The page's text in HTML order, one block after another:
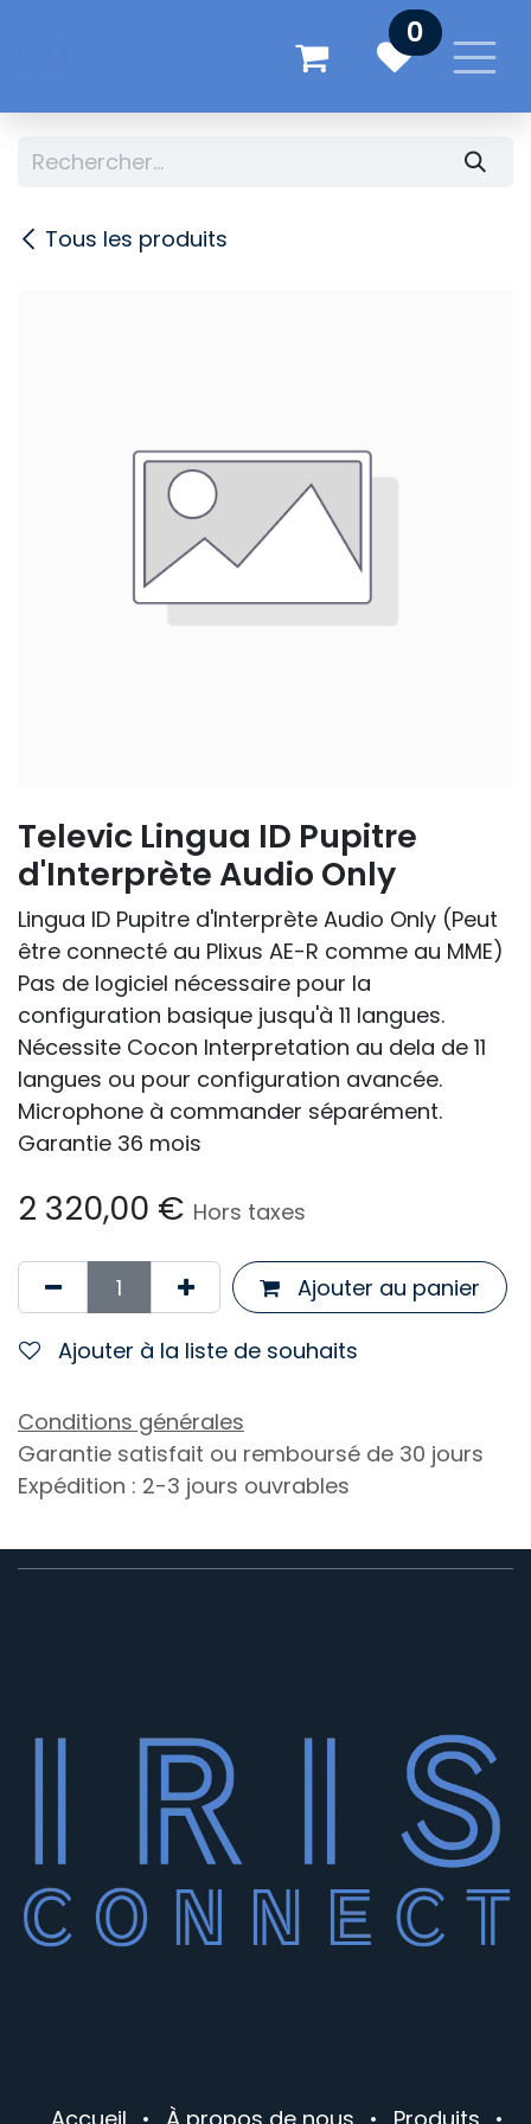
0
Tous les produits
Televic Lingua ID Pupitre
d'Interprète Audio Only
Lingua ID Pupitre d'Interprète Audio Only (Peut
être connecté au Plixus AE-R comme au MME)
Pas de logiciel nécessaire pour la
configuration basique jusqu'à 11 langues.
Nécessite Cocon Interpretation au dela de 11
langues ou pour configuration avancée.
Microphone à commander séparément.
Garantie 36 mois
2 320,00 € Hors taxes
Ajouter au panier
Ajouter à la liste de souhaits
Conditions générales
Garantie satisfait ou remboursé de 30 jours
Expédition : 2-3 jours ouvrables